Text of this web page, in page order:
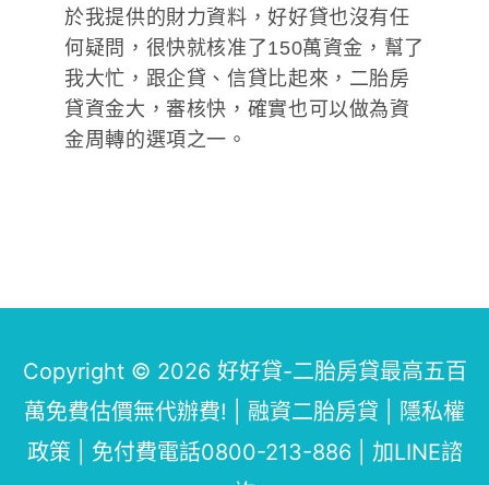
於我提供的財力資料，好好貸也沒有任
何疑問，很快就核准了150萬資金，幫了
我大忙，跟企貸、信貸比起來，二胎房
貸資金大，審核快，確實也可以做為資
金周轉的選項之一。
Copyright © 2026 好好貸-二胎房貸最高五百
萬免費估價無代辦費! | 融資二胎房貸 |
隱私權
政策| 免付費電話0800-213-886| 加LINE諮